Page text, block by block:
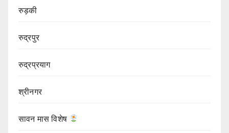
रुड़की
रुद्रपुर
रुद्रप्रयाग
श्रीनगर
सावन मास विशेष